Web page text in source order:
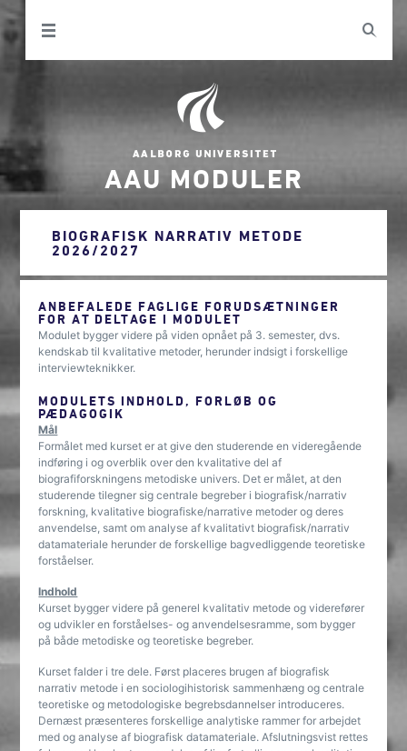
AAU MODULER
BIOGRAFISK NARRATIV METODE
2026/2027
ANBEFALEDE FAGLIGE FORUDSÆTNINGER
FOR AT DELTAGE I MODULET
Modulet bygger videre på viden opnået på 3. semester, dvs.
kendskab til kvalitative metoder, herunder indsigt i forskellige
interviewteknikker.
MODULETS INDHOLD, FORLØB OG
PÆDAGOGIK
Mål
Formålet med kurset er at give den studerende en videregående
indføring i og overblik over den kvalitative del af
biografiforskningens metodiske univers. Det er målet, at den
studerende tilegner sig centrale begreber i biografisk/narrativ
forskning, kvalitative biografiske/narrative metoder og deres
anvendelse, samt om analyse af kvalitativt biografisk/narrativ
datamateriale herunder de forskellige bagvedliggende teoretiske
forståelser.
Indhold
Kurset bygger videre på generel kvalitativ metode og viderefører
og udvikler en forståelses- og anvendelsesramme, som bygger
på både metodiske og teoretiske begreber.
Kurset falder i tre dele. Først placeres brugen af biografisk
narrativ metode i en sociologihistorisk sammenhæng og centrale
teoretiske og metodologiske begrebsdannelser introduceres.
Dernæst præsenteres forskellige analytiske rammer for arbejdet
med og analyse af biografisk datamateriale. Afslutningsvist rettes